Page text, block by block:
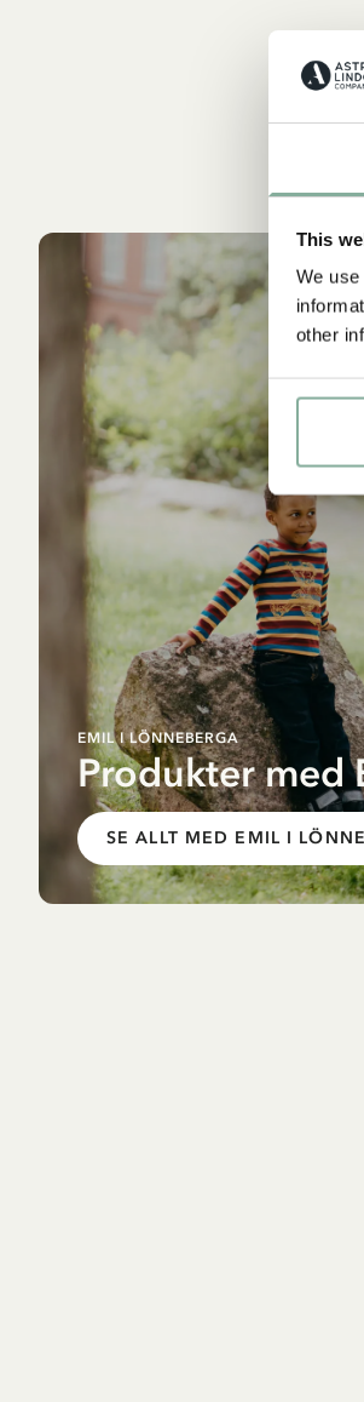
This
We
other
EMIL I LÖNNEBERGA
Produkter med
SE ALLT MED EMIL I